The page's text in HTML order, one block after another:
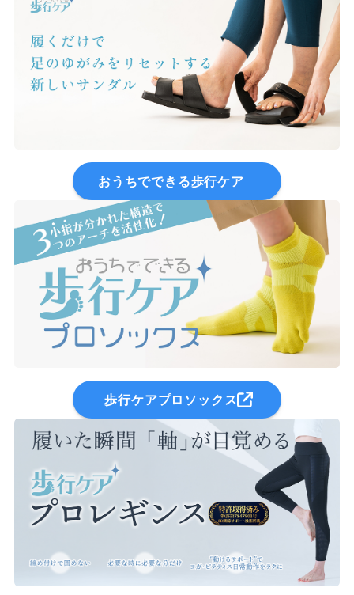
おうちでできる歩行ケア
歩行ケアプロソックス